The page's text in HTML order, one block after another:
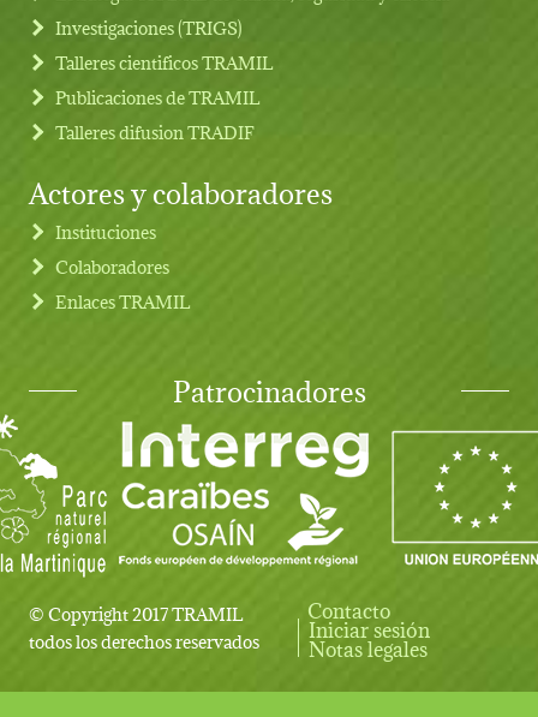
Investigaciones (TRIGS)
Talleres cientificos TRAMIL
Publicaciones de TRAMIL
Talleres difusion TRADIF
Actores y colaboradores
Instituciones
Colaboradores
Enlaces TRAMIL
Patrocinadores
© Copyright 2017 TRAMIL
todos los derechos reservados
User account menu
Contacto
Iniciar sesión
Notas legales